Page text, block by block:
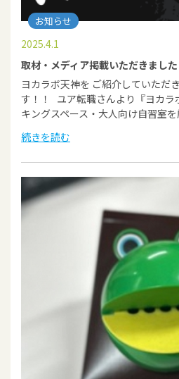
お知らせ
2025.4.1
取材・メディア掲載いただきました
ヨカラボ天神を ご紹介していただ
す！！ ユア転職さんより『ヨカラ
キングスペース・大人向け自習室
続きを読む